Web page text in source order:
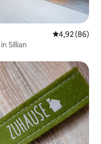
Gemiddelde
4,92 (86)
Sillian